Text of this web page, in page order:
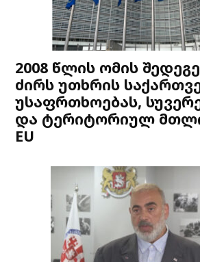
2008 წლის ომის
ძირს უთხრის
უსაფრთხოებას,
და ტერიტორიულ
EU